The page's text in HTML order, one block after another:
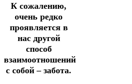
К сожалению,
очень редко
проявляется в
нас другой
способ
взаимоотношений
с собой – забота.